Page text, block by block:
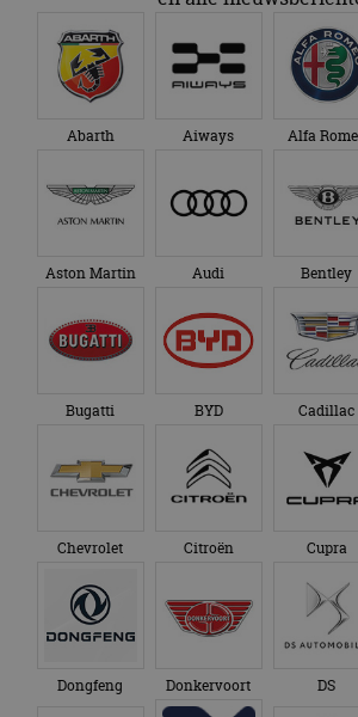
Bugatti BYD Cadillac
Chevrolet Citroën Cupra
Dongfeng Donkervoort DS
Fiat Firefly Fisker
Honda Hongqi Hyundai